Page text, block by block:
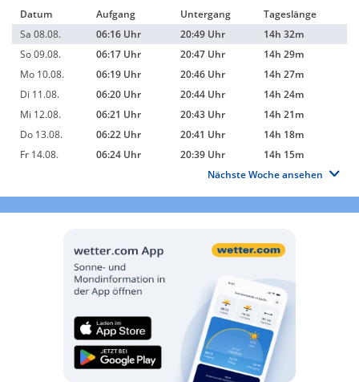
Datum
Aufgang Untergang
Tageslänge
Sa 08.08.
06:16 Uhr 20:49 Uhr
14h 32m
So 09.08.
06:17 Uhr 20:47 Uhr
14h 29m
Mo 10.08.
06:19 Uhr 20:46 Uhr
14h 27m
Di 11.08.
06:20 Uhr 20:44 Uhr
14h 24m
Mi 12.08.
06:21 Uhr 20:43 Uhr
14h 21m
Do 13.08.
06:22 Uhr 20:41 Uhr
14h 18m
Fr 14.08.
06:24 Uhr 20:39 Uhr
14h 15m
Nächste Woche ansehen